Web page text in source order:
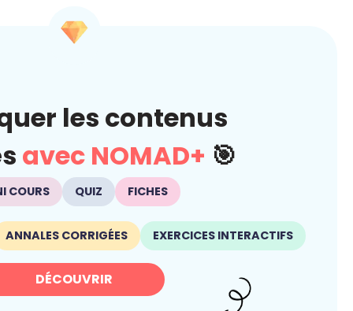
les contenus
avec NOMAD+ 🎯
COURS QUIZ FICHES
ANNALES CORRIGÉES EXERCICES INTERACTIFS
DÉCOUVRIR